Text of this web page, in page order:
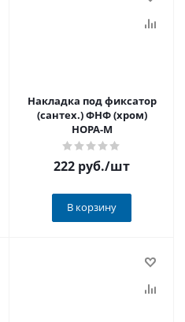
Накладка под фиксатор
(сантех.) ФНФ (хром)
НОРА-М
222 руб./шт
В корзину